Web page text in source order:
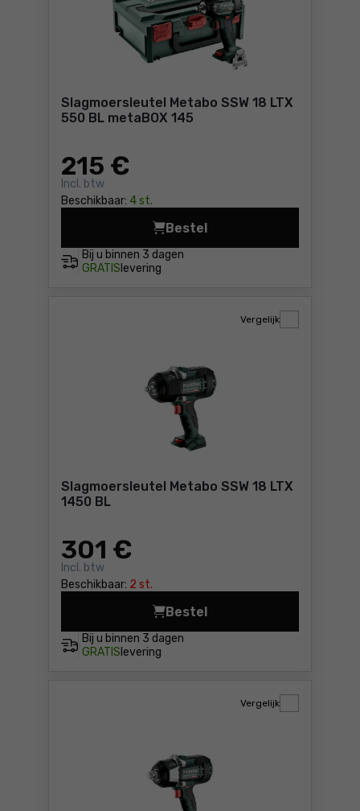
Slagmoersleutel Metabo SSW 18 LTX
550 BL metaBOX 145
215 €
Incl. btw
Beschikbaar: 4 st.
Bij u binnen 3 dagen
GRATIS levering
Bestel
Slagmoersleutel Metabo
Slagmoersleutel Metabo SSW 18 LTX
1450 BL
301 €
Incl. btw
Beschikbaar: 2 st.
Vergelijk
Bij u binnen 3 dagen
GRATIS levering
Bestel
Slagmoersleutel Metabo
Vergelijk